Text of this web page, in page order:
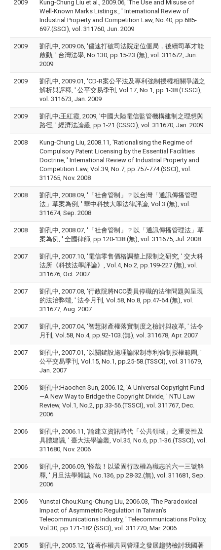
2009
Kung-Chung Liu et al., 2009.06, 'The Use and Misuse of
Well-Known Marks Listings., ' International Review of
Industrial Property and Competition Law, No.40, pp.685-
697.(SSCI), vol. 311760, Jun. 2009
2009
劉孔中, 2009.06, '儘速打破司法院定位僵局，後續司革才能
啟動, ' 台灣法學, No.130, pp.15-23.(無), vol. 311672, Jun.
2009
2009
劉孔中, 2009.01, 'CD-R案公平法及專利強制授權相關爭議之
解析與評釋, ' 公平交易季刊, Vol.17, No.1, pp.1-38.(TSSCI),
vol. 311673, Jan. 2009
2009
劉孔中;王紅霞, 2009, '中國大陸電信監管機構建制之理想與
路徑, ' 經濟法論叢, pp.1-21.(CSSCI), vol. 311670, Jan. 2009
2008
Kung-Chung Liu, 2008.11, 'Rationalising the Regime of
Compulsory Patent Licensing by the Essential Facilities
Doctrine, ' International Review of Industrial Property and
Competition Law, Vol.39, No.7, pp.757-774.(SSCI), vol.
311765, Nov. 2008
2008
劉孔中, 2008.09, '「社會管制」？以台灣「通訊傳播管理
法」草案為例, ' 華中科技大學法律評論, Vol.3.(無), vol.
311674, Sep. 2008
2008
劉孔中, 2008.07, '「社會管制」？以「通訊傳播管理法」草
案為例, ' 全國律師, pp.120-138.(無), vol. 311675, Jul. 2008
2007
劉孔中, 2007.10, '電信零售價格調整上限制之研究, ' 交大科
法所《科技法學評論》, Vol.4, No.2, pp.199-227.(無), vol.
311676, Oct. 2007
2007
劉孔中, 2007.08, '行政院將NCC委員停職的法律問題與呈現
的法治弊端, ' 法令月刊, Vol.58, No.8, pp.47-64.(無), vol.
311677, Aug. 2007
2007
劉孔中, 2007.04, '智慧財產權落實制度之檢討與改革, ' 法令
月刊, Vol.58, No.4, pp.92-103.(無), vol. 311678, Apr. 2007
2007
劉孔中, 2007.01, '以關鍵設施理論限制專利強制授權範圍, '
公平交易季刊, Vol.15, No.1, pp.25-58.(TSSCI), vol. 311679,
Jan. 2007
2006
劉孔中;Haochen Sun, 2006.12, 'A Universal Copyright Fund
—A New Way to Bridge the Copyright Divide, ' NTU Law
Review, Vol.1, No.2, pp.33-56.(TSSCI), vol. 311767, Dec.
2006
2006
劉孔中, 2006.11, '論建立資訊時代「公共領域」之重要性及
具體建議, ' 臺大法學論叢, Vol.35, No.6, pp.1-36.(TSSCI), vol.
311680, Nov. 2006
2006
劉孔中, 2006.09, '怪哉！以鞏固行政權為職志的六一三號解
釋, ' 月旦法學雜誌, No.136, pp.28-32.(無), vol. 311681, Sep.
2006
2006
Yunstai Chou;Kung-Chung Liu, 2006.03, 'The Paradoxical
Impact of Asymmetric Regulation in Taiwan’s
Telecommunications Industry, ' Telecommunications Policy,
Vol.30, pp.171-182.(SSCI), vol. 311770, Mar. 2006
2005
劉孔中, 2005.12, '從著作權共同管理之發展趨勢檢討我國著